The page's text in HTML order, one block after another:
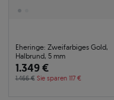
Eheringe: Zweifarbiges Gold,
Halbrund, 5 mm
1.349 €
1.466 € Sie sparen 117 €